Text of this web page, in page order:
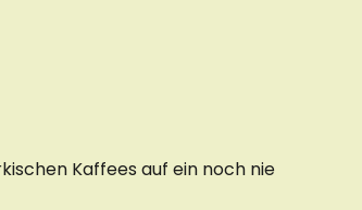
Kaffees auf ein noch nie